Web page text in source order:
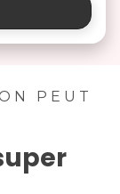
6 7
PEUT